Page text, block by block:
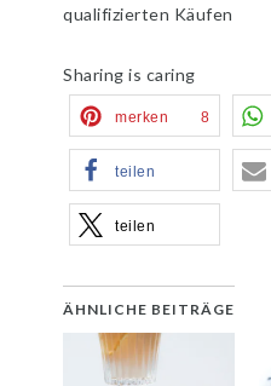
qualifizierten Käufen
Sharing is caring
merken 8
teilen
teilen
ÄHNLICHE BEITRÄGE